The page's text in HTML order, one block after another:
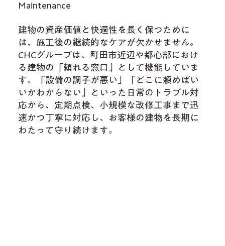
Maintenance
建物の資産価値と快適性を長く保つために
は、施工後の継続的なケアが欠かせません。
CHCグループは、町田市近辺や都心部におけ
る建物の「頼れる窓口」として機能していま
す。「設備の調子が悪い」「どこに頼めばい
いかわからない」といった日常のトラブル対
応から、定期点検、小規模な改修工事まで迅
速かつ丁寧に対応し、お客様の建物を長期に
わたって守り続けます。